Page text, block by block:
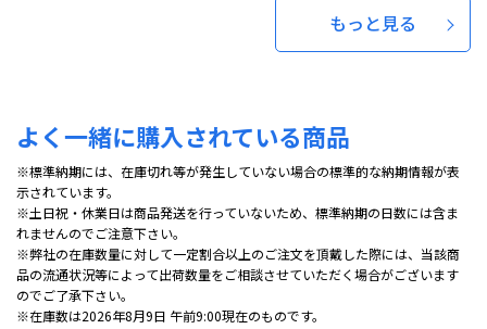
もっと見る
よく一緒に購入されている商品
※標準納期には、在庫切れ等が発生していない場合の標準的な納期情報が表
示されています。
※土日祝・休業日は商品発送を行っていないため、標準納期の日数には含ま
れませんのでご注意下さい。
※弊社の在庫数量に対して一定割合以上のご注文を頂戴した際には、当該商
品の流通状況等によって出荷数量をご相談させていただく場合がございます
のでご了承下さい。
※在庫数は2026年8月9日 午前9:00現在のものです。